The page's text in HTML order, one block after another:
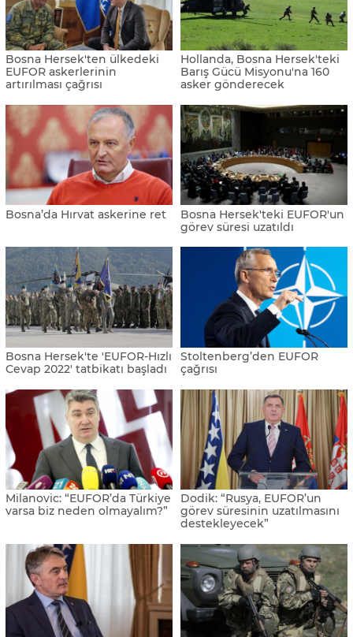
Bosna Hersek'ten ülkedeki
EUFOR askerlerinin
artırılması çağrısı
Hollanda, Bosna Hersek'teki
Barış Gücü Misyonu'na 160
asker gönderecek
Bosna’da Hırvat askerine ret
Bosna Hersek'teki EUFOR'un
görev süresi uzatıldı
Bosna Hersek'te 'EUFOR-Hızlı
Cevap 2022' tatbikatı başladı
Stoltenberg’den EUFOR
çağrısı
Milanovic: “EUFOR’da Türkiye
varsa biz neden olmayalım?”
Dodik: “Rusya, EUFOR’un
görev süresinin uzatılmasını
destekleyecek”